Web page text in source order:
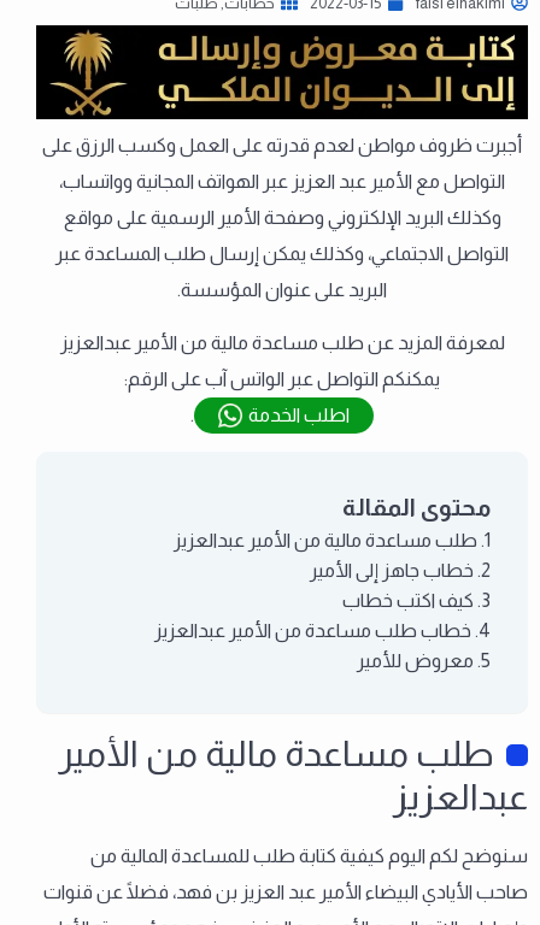
أجبرت ظروف مواطن لعدم قدرته على العمل وكسب الرزق على
التواصل مع الأمير عبد العزيز عبر الهواتف المجانية وواتساب،
وكذلك البريد الإلكتروني وصفحة الأمير الرسمية على مواقع
التواصل الاجتماعي، وكذلك يمكن إرسال طلب المساعدة عبر
البريد على عنوان المؤسسة.
لمعرفة المزيد عن طلب مساعدة مالية من الأمير عبدالعزيز
يمكنكم التواصل عبر الواتس آب على الرقم:
اطلب الخدمة
.
محتوى المقالة
طلب مساعدة مالية من الأمير عبدالعزيز
خطاب جاهز إلى الأمير
كيف اكتب خطاب
خطاب طلب مساعدة من الأمير عبدالعزيز
معروض للأمير
طلب مساعدة مالية من الأمير
عبدالعزيز
سنوضح لكم اليوم كيفية كتابة طلب للمساعدة المالية من
صاحب الأيادي البيضاء الأمير عبد العزيز بن فهد، فضلًا عن قنوات